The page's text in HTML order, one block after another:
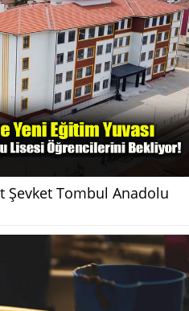
Şevket Tombul Anadolu